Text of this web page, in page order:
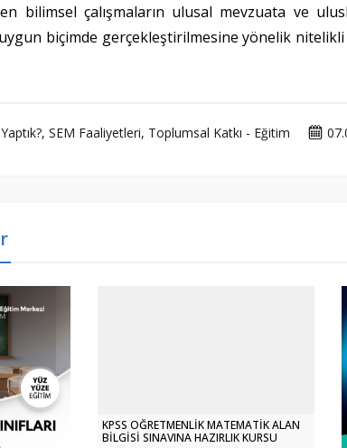
bilimsel çalışmaların ulusal mevzuata ve
biçimde gerçekleştirilmesine yönelik nitelikli
, SEM Faaliyetleri, Toplumsal Katkı - Eğitim
KPSS ÖĞRETMENLİK MATEMATİK ALAN
BİLGİSİ SINAVINA HAZIRLIK KURSU